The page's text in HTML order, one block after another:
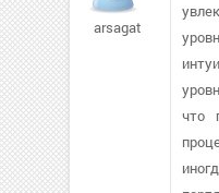
arsagat
что